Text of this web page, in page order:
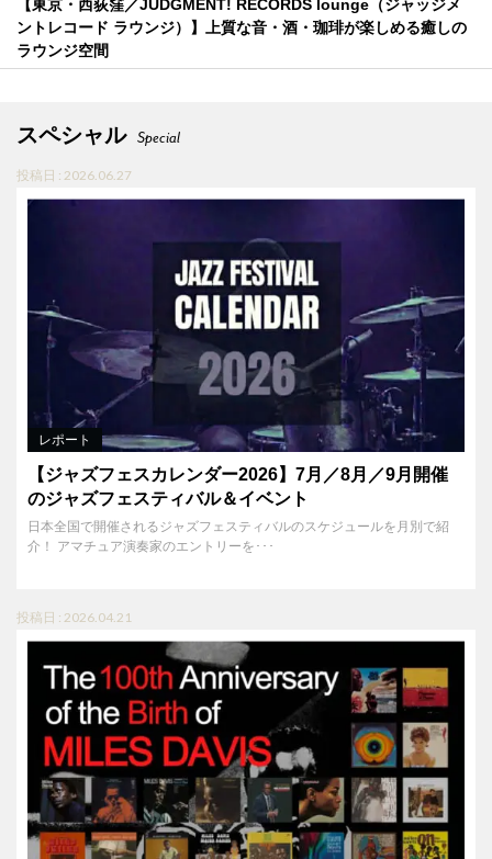
【東京・西荻窪／JUDGMENT! RECORDS lounge（ジャッジメ
ントレコード ラウンジ）】上質な音・酒・珈琲が楽しめる癒しの
ラウンジ空間
スペシャル Special
投稿日 : 2026.06.27
レポート
【ジャズフェスカレンダー2026】7月／8月／9月開催
のジャズフェスティバル＆イベント
日本全国で開催されるジャズフェスティバルのスケジュールを月別で紹
介！ アマチュア演奏家のエントリーを･･･
投稿日 : 2026.04.21